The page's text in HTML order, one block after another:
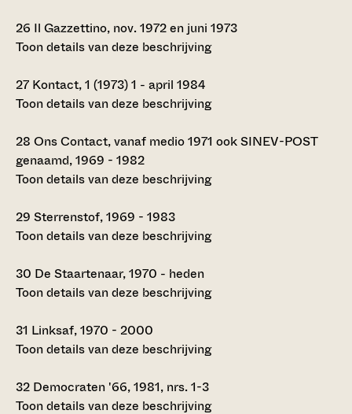
26 Il Gazzettino, nov. 1972 en juni 1973
Toon details van deze beschrijving
27 Kontact, 1 (1973) 1 - april 1984
Toon details van deze beschrijving
28 Ons Contact, vanaf medio 1971 ook SINEV-POST
genaamd, 1969 - 1982
Toon details van deze beschrijving
29 Sterrenstof, 1969 - 1983
Toon details van deze beschrijving
30 De Staartenaar, 1970 - heden
Toon details van deze beschrijving
31 Linksaf, 1970 - 2000
Toon details van deze beschrijving
32 Democraten '66, 1981, nrs. 1-3
Toon details van deze beschrijving